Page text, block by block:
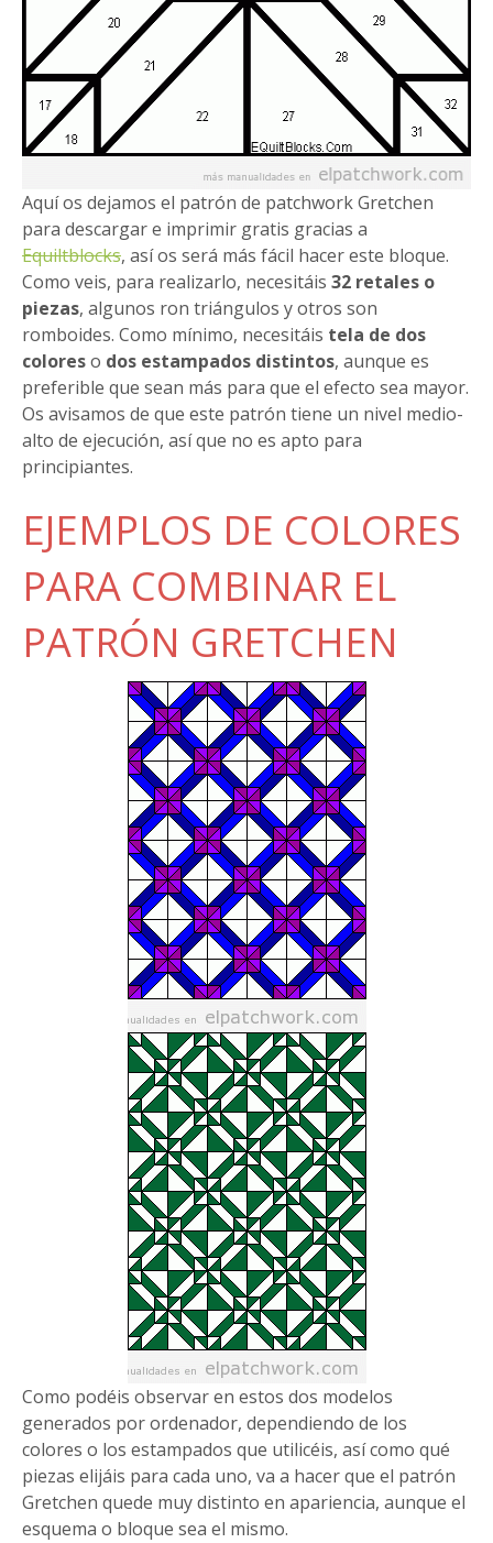
Aquí os dejamos el patrón de patchwork Gretchen
para descargar e imprimir gratis gracias a
Equiltblocks, así os será más fácil hacer este bloque.
Como veis, para realizarlo, necesitáis 32 retales o
piezas, algunos ron triángulos y otros son
romboides. Como mínimo, necesitáis tela de dos
coloreso dos estampados distintos, aunque es
preferible que sean más para que el efecto sea mayor.
Os avisamos de que este patrón tiene un nivel medio-
alto de ejecución, así que no es apto para
principiantes.
EJEMPLOS DE COLORES
PARA COMBINAR EL
PATRÓN GRETCHEN
Como podéis observar en estos dos modelos
generados por ordenador, dependiendo de los
colores o los estampados que utilicéis, así como qué
piezas elijáis para cada uno, va a hacer que el patrón
Gretchen quede muy distinto en apariencia, aunque el
esquema o bloque sea el mismo.